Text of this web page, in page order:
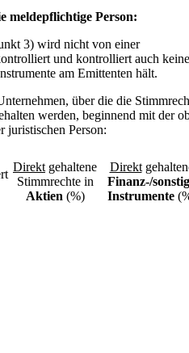
meldepflichtige Person:
3) wird nicht von einer
und kontrolliert auch
am Emittenten hält.
über die die
werden, beginnend mit der
juristischen Person:
Direkt gehaltene
Stimmrechte in
Aktien (%)
Direkt
Finanz-/
Instrumente